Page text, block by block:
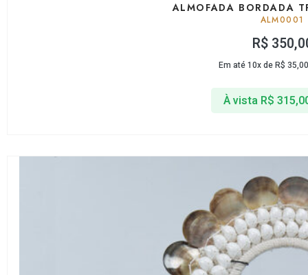
ALMOFADA BORDADA
ALM0001
R$
Em até 10x deR$ 35,00
À vista R$